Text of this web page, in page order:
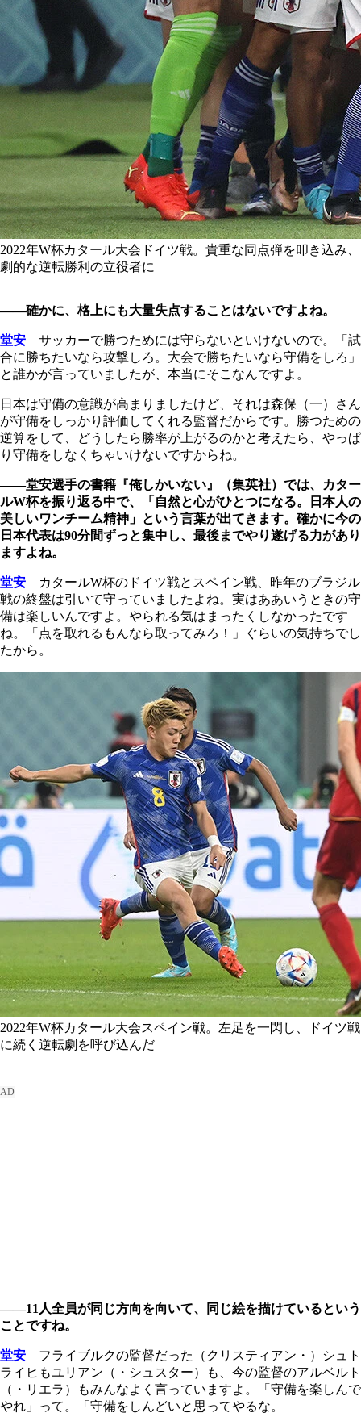
2022年W杯カタール大会ドイツ戦。貴重な同点弾を叩き込み、
劇的な逆転勝利の立役者に
――確かに、格上にも大量失点することはないですよね。
堂安 サッカーで勝つためには守らないといけないので。「試
合に勝ちたいなら攻撃しろ。大会で勝ちたいなら守備をしろ」
と誰かが言っていましたが、本当にそこなんですよ。
日本は守備の意識が高まりましたけど、それは森保（一）さん
が守備をしっかり評価してくれる監督だからです。勝つための
逆算をして、どうしたら勝率が上がるのかと考えたら、やっぱ
り守備をしなくちゃいけないですからね。
――堂安選手の書籍『俺しかいない』（集英社）では、カター
ルW杯を振り返る中で、「自然と心がひとつになる。日本人の
美しいワンチーム精神」という言葉が出てきます。確かに今の
日本代表は90分間ずっと集中し、最後までやり遂げる力があり
ますよね。
堂安 カタールW杯のドイツ戦とスペイン戦、昨年のブラジル
戦の終盤は引いて守っていましたよね。実はああいうときの守
備は楽しいんですよ。やられる気はまったくしなかったです
ね。「点を取れるもんなら取ってみろ！」ぐらいの気持ちでし
たから。
2022年W杯カタール大会スペイン戦。左足を一閃し、ドイツ戦
に続く逆転劇を呼び込んだ
――11人全員が同じ方向を向いて、同じ絵を描けているという
ことですね。
堂安 フライブルクの監督だった（クリスティアン・）シュト
ライヒもユリアン（・シュスター）も、今の監督のアルベルト
（・リエラ）もみんなよく言っていますよ。「守備を楽しんで
やれ」って。「守備をしんどいと思ってやるな。